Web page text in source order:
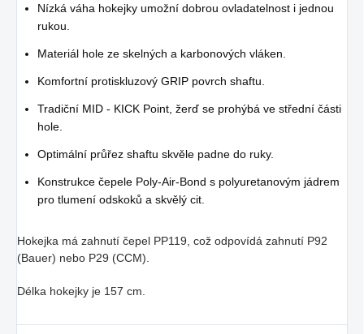
Nízká váha hokejky umožní dobrou ovladatelnost i jednou
rukou.
Materiál hole ze skelných a karbonových vláken.
Komfortní protiskluzový GRIP povrch shaftu.
Tradiční MID - KICK Point, žerď se prohýbá ve střední části
hole.
Optimální průřez shaftu skvěle padne do ruky.
Konstrukce čepele Poly-Air-Bond s polyuretanovým jádrem
pro tlumení odskoků a skvělý cit.
Hokejka má zahnutí čepel PP119, což odpovídá zahnutí P92
(Bauer) nebo P29 (CCM).
Délka hokejky je 157 cm.